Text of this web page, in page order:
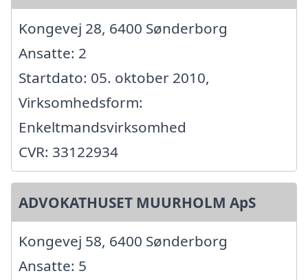
Kongevej 28, 6400 Sønderborg
Ansatte: 2
Startdato: 05. oktober 2010,
Virksomhedsform:
Enkeltmandsvirksomhed
CVR: 33122934
ADVOKATHUSET MUURHOLM ApS
Kongevej 58, 6400 Sønderborg
Ansatte: 5